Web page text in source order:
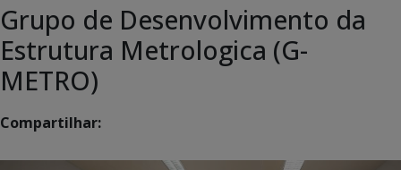
Grupo de Desenvolvimento da
Estrutura Metrologica (G-
METRO)
Compartilhar: